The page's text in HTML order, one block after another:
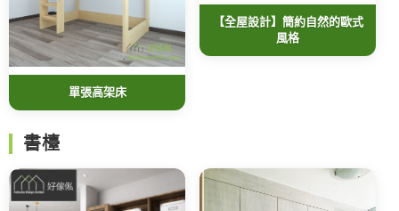
單張高架床
【全屋設計】簡約自然的歐式
風格
書檯